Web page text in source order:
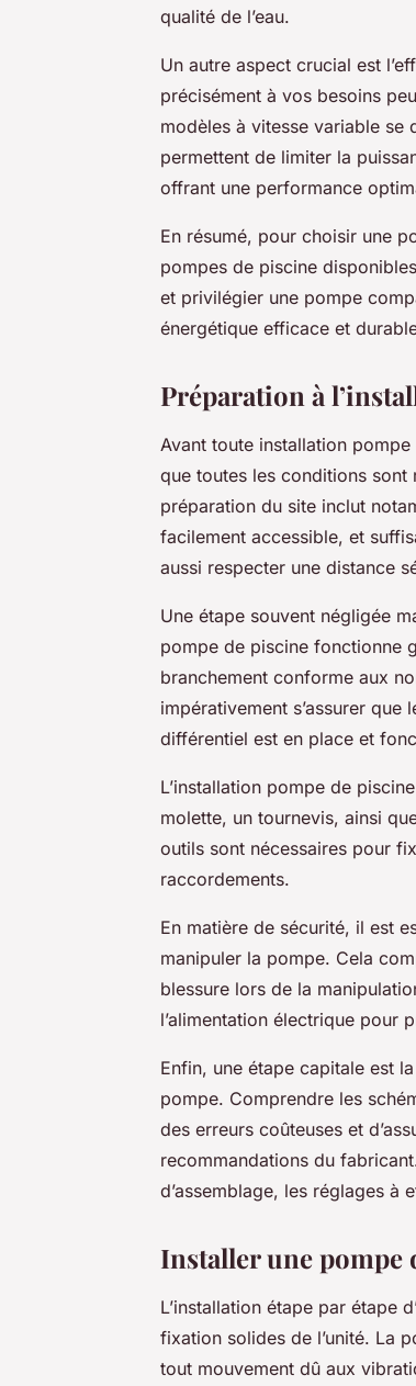
qualité de l’eau.
Un autre aspect crucial est
précisément à vos besoins
modèles à vitesse variable se
permettent de limiter la
offrant une performance
En résumé, pour choisir une
pompes de piscine
et privilégier une pompe
énergétique efficace et
Préparation à
Avant toute installation
que toutes les conditions sont
préparation du site inclut
facilement accessible, et
aussi respecter une distance
Une étape souvent négligée
pompe de piscine fonctionne
branchement conforme aux
impérativement s’assurer
différentiel est en place et
L’installation pompe de
molette, un tournevis, ainsi
outils sont nécessaires pour
raccordements.
En matière de sécurité, il est
manipuler la pompe. Cela
blessure lors de la
l’alimentation électrique pour
Enfin, une étape capitale est
pompe. Comprendre les
des erreurs coûteuses et
recommandations du
d’assemblage, les réglages à
Installer une pompe
L’installation étape par étape
fixation solides de l’unité. La
tout mouvement dû aux